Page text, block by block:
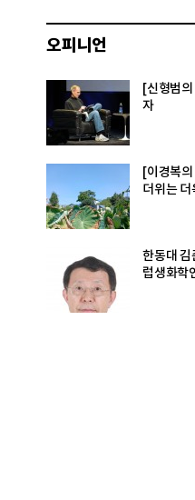
오피니언
[신형범
자
[이경복
더위는 더
한동대 김
럽생화학